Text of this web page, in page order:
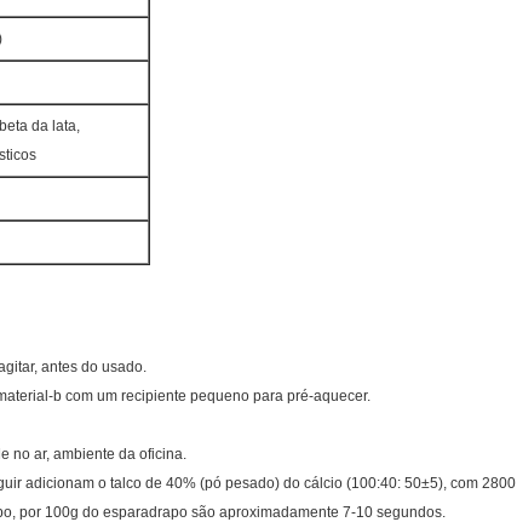
da lata,
antes do usado.
b com um recipiente pequeno para pré-aquecer.
no ar, ambiente da oficina.
adicionam o talco de 40% (pó pesado) do cálcio (100:40: 50±5), com 2800
por 100g do esparadrapo são aproximadamente 7-10 segundos.